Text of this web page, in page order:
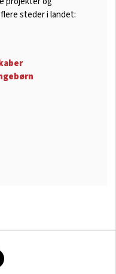
steder i landet: